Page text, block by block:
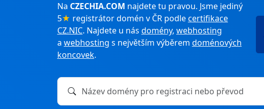
Na CZECHIA.COM najdete tu pravou. Jsme jediný
5★ registrátor domén v ČR podlecertifikace
CZ.NIC. Najdete u nás domény, webhosting
a webhosting s největším výběrem doménových
koncovek.
Název domény k registraci nebo převodu